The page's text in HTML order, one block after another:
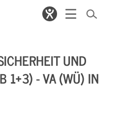
UND
1+3) - VA (WÜ) IN